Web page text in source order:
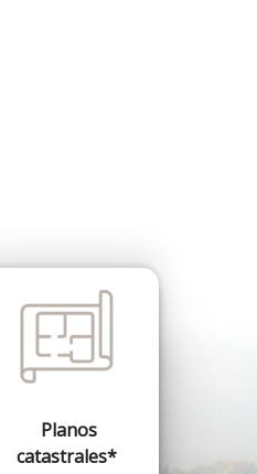
Planos
catastrales*